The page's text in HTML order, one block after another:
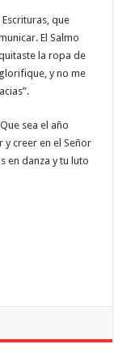
que
El Salmo
la ropa de
y no me
sea el año
creer en el Señor
en danza y tu luto